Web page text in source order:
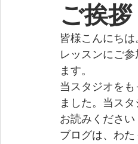
ご挨拶
皆様こんにち
レッスンにご
ます。
当スタジオを
ました。当ス
お読みください
ブログは、わ